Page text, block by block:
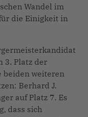
Wandel im
die Einigkeit in
3. Platz der
beiden weiteren
Berhard J.
auf Platz 7. Es
dass sich